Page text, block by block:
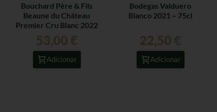
Bouchard Père & Fils
Beaune du Château
Premier Cru Blanc 2022
– 75cl
53,00 €
Adicionar
Bodegas Valduero
Blanco 2021 – 75cl
22,50 €
Adicionar